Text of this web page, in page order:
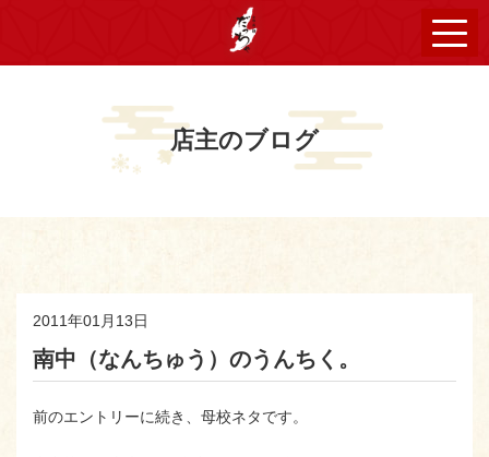
店主のブログ
2011年01月13日
南中（なんちゅう）のうんちく。
前のエントリーに続き、母校ネタです。